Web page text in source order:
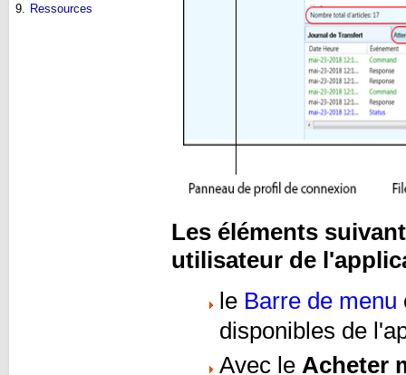
9.
Ressources
Les éléments
utilisateur de
le Barre de menu
disponibles de
Avec le Acheter